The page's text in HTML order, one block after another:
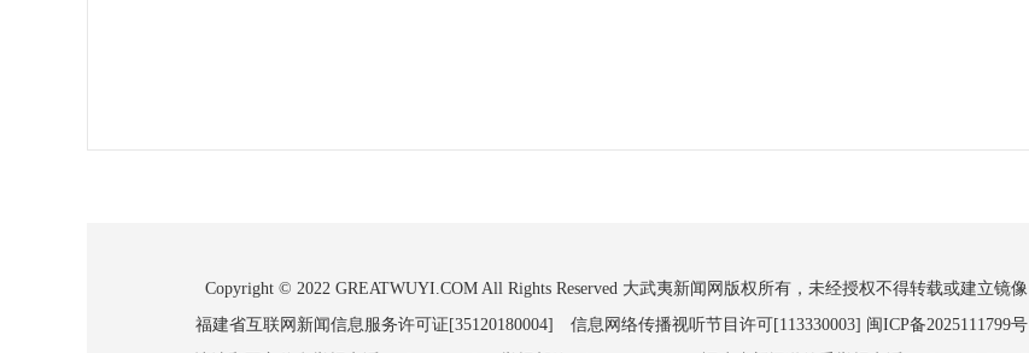
Copyright © 2022 GREATWUYI.COM All Rights Reserved 大武夷新闻网版权所有，未经授权不得转载或建立镜像
福建省互联网新闻信息服务许可证[35120180004] 信息网络传播视听节目许可[113330003] 闽ICP备2025111799号